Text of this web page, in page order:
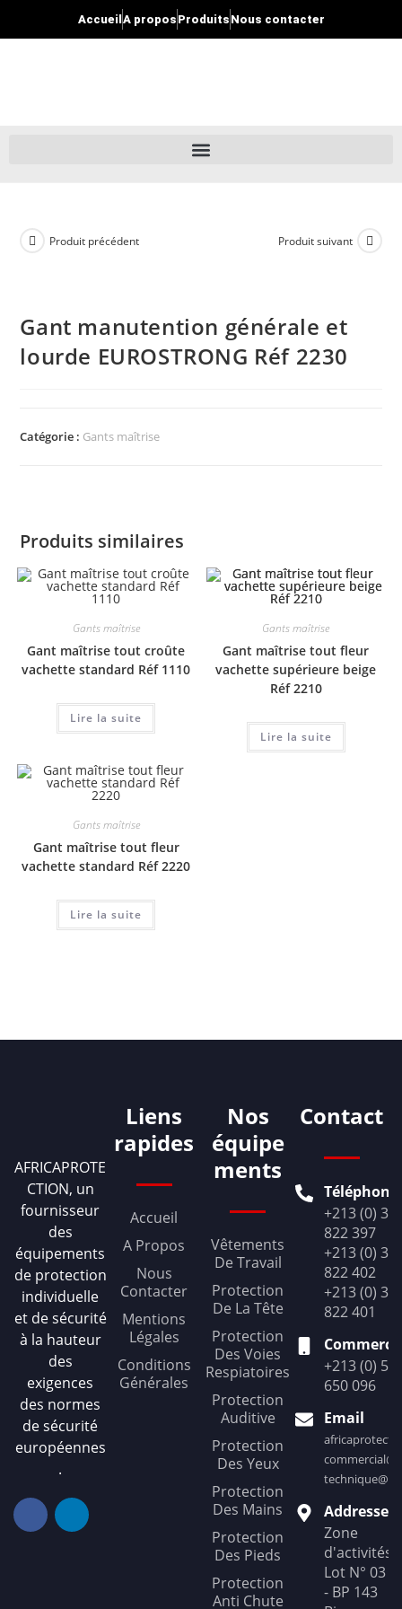
Accueil A propos Produits Nous contacter
Produit précédent Produit suivant
Gant manutention générale et
lourde EUROSTRONG Réf 2230
Catégorie : Gants maîtrise
Produits similaires
Gants maîtrise
Gant maîtrise tout croûte
vachette standard Réf 1110
Lire la suite
Gants maîtrise
Gant maîtrise tout fleur
vachette supérieure beige
Réf 2210
Lire la suite
Gants maîtrise
Gant maîtrise tout fleur
vachette standard Réf 2220
Lire la suite
AFRICAPROTE
CTION, un
fournisseur
des
équipements
de protection
individuelle
et de sécurité
à la hauteur
des
exigences
des normes
de sécurité
européennes
.
Liens
rapides
Accueil
A Propos
Nous
Contacter
Mentions
Légales
Conditions
Générales
Nos
équipe
ments
Vêtements
De Travail
Protection
De La Tête
Protection
Des Voies
Respiatoires
Protection
Auditive
Protection
Des Yeux
Protection
Des Mains
Protection
Des Pieds
Protection
Anti Chute
Contact
Téléphone
+213 (0) 36
822 397
+213 (0) 36
822 402
+213 (0) 36
822 401
+213 (0)
650 096
Email
Addresse
Zone
d'activités
Lot N° 03
- BP 143